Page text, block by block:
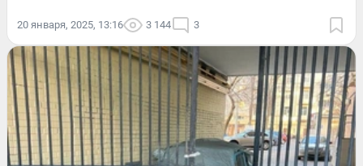
20 января, 2025, 13:16 3 144 3